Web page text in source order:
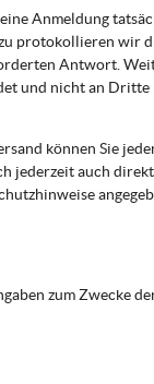
Anmeldung
protokollieren wir
Antwort.
und nicht an Dritte
können Sie
jederzeit auch
zum Zwecke